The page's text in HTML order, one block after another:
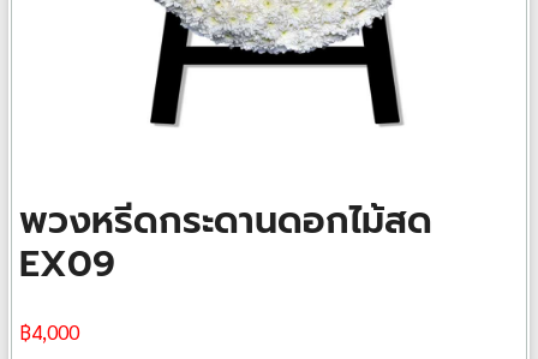
พวงหรีดกระดานดอกไม้สด
EX09
฿4,000